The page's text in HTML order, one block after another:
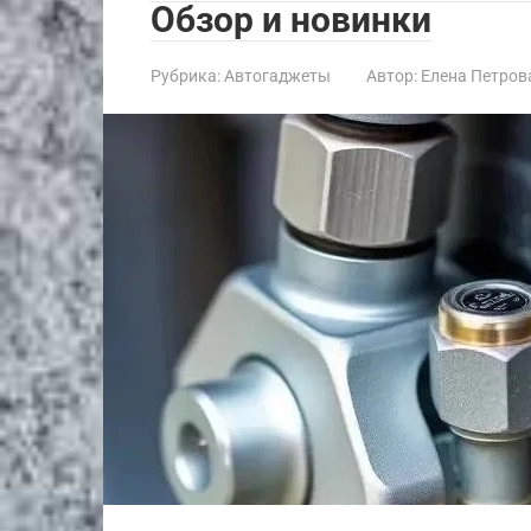
Обзор и новинки
Рубрика: Автогаджеты Автор: Елена